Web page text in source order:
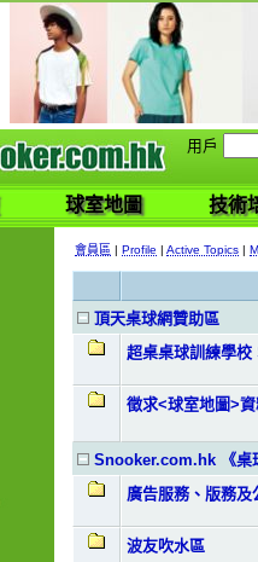
用戶
球室地圖 技術
會員區 | Profile | Active Topics |
頂天桌球網贊助區
超桌桌球訓練學校
徵求<球室地圖>
Snooker.com.hk 《桌
廣告服務、版務及
波友吹水區